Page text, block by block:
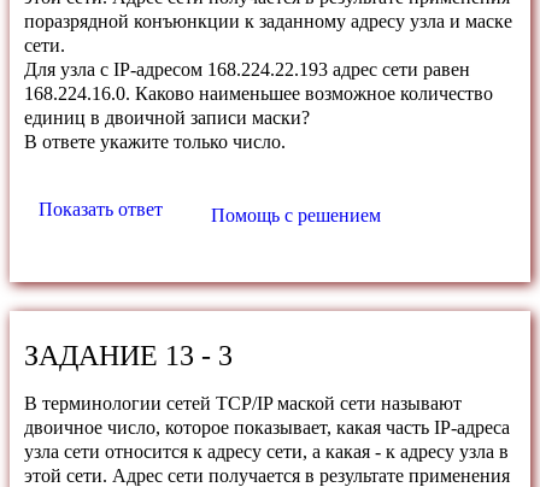
поразрядной конъюнкции к заданному адресу узла и маске
сети.
Для узла с IP-адресом 168.224.22.193 адрес сети равен
168.224.16.0. Каково наименьшее возможное количество
единиц в двоичной записи маски?
В ответе укажите только число.
Показать ответ Помощь с решением
ЗАДАНИЕ 13 - 3
В терминологии сетей TCP/IP маской сети называют
двоичное число, которое показывает, какая часть IP-адреса
узла сети относится к адресу сети, а какая - к адресу узла в
этой сети. Адрес сети получается в результате применения